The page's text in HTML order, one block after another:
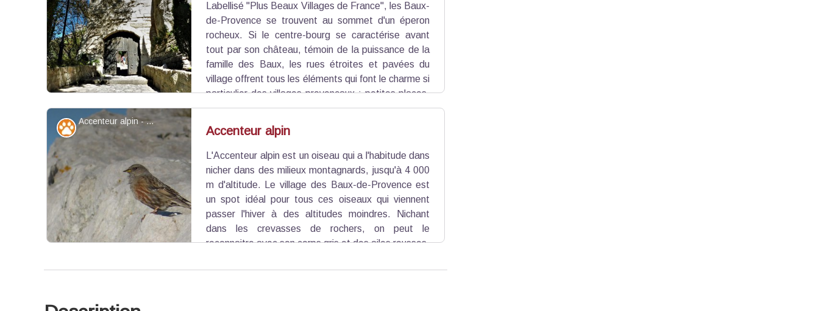
Voir l'image en plein écran
Voir l'image en plein écran
Labellisé "Plus Beaux Villages de France", les Baux-
de-Provence se trouvent au sommet d'un éperon
rocheux. Si le centre-bourg se caractérise avant
tout par son château, témoin de la puissance de la
famille des Baux, les rues étroites et pavées du
village offrent tous les éléments qui font le charme si
particulier des villages provençaux : petites places,
terrasses ombragées et patrimoine varié où se mélangent les époques.
Accenteur alpin - ©Lisbeth Zechner - PNR Alpilles
Faune Accenteur alpin
L'Accenteur alpin est un oiseau qui a l'habitude dans
nicher dans des milieux montagnards, jusqu'à 4 000
m d'altitude. Le village des Baux-de-Provence est
un spot idéal pour tous ces oiseaux qui viennent
passer l'hiver à des altitudes moindres. Nichant
dans les crevasses de rochers, on peut le
reconnaitre avec son corps gris et des ailes rousses,